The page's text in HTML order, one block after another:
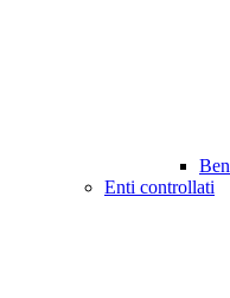
Enti controllati